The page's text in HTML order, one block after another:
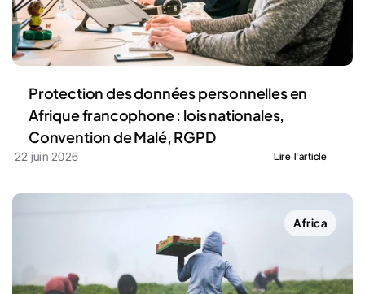
Protection des données personnelles en
Afrique francophone : lois nationales,
Convention de Malé, RGPD
22 juin 2026 Lire l'article
Africa